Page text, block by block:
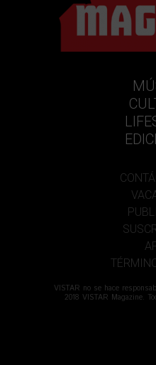
VISTAR no se hace
2018 VISTAR Magazine.